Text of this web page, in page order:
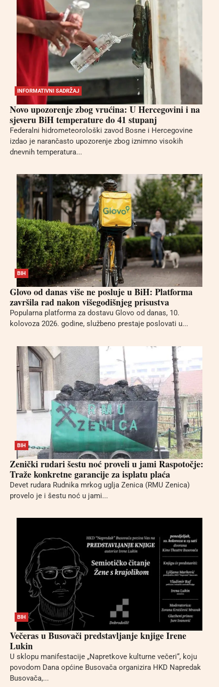
INFORMATIVNI SADRŽAJ
Novo upozorenje zbog vrućina: U Hercegovini i na
sjeveru BiH temperature do 41 stupanj
Federalni hidrometeorološki zavod Bosne i Hercegovine
izdao je narančasto upozorenje zbog iznimno visokih
dnevnih temperatura...
BIH
Glovo od danas više ne posluje u BiH: Platforma
završila rad nakon višegodišnjeg prisustva
Popularna platforma za dostavu Glovo od danas, 10.
kolovoza 2026. godine, službeno prestaje poslovati u...
BIH
Zenički rudari šestu noć proveli u jami Raspotočje:
Traže konkretne garancije za isplatu plaća
Devet rudara Rudnika mrkog uglja Zenica (RMU Zenica)
provelo je i šestu noć u jami...
BIH
Večeras u Busovači predstavljanje knjige Irene
Lukin
U sklopu manifestacije „Napretkove kulturne večeri“, koju
povodom Dana općine Busovača organizira HKD Napredak
Busovača,...